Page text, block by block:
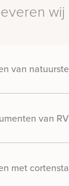
wij
van
van
met